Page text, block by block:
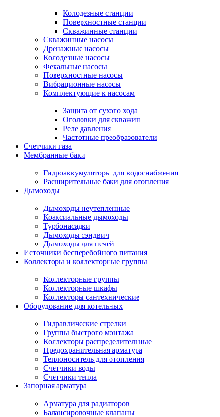
Колодезные станции
Поверхностные станции
Скважинные станции
Скважинные насосы
Дренажные насосы
Колодезные насосы
Фекальные насосы
Поверхностные насосы
Вибрационные насосы
Комплектующие к насосам
Защита от сухого хода
Оголовки для скважин
Реле давления
Частотные преобразователи
Счетчики газа
Мембранные баки
Гидроаккумуляторы для водоснабжения
Расширительные баки для отопления
Дымоходы
Дымоходы неутепленные
Коаксиальные дымоходы
Турбонасадки
Дымоходы сэндвич
Дымоходы для печей
Источники бесперебойного питания
Коллекторы и коллекторные группы
Коллекторные группы
Коллекторные шкафы
Коллекторы сантехнические
Оборудование для котельных
Гидравлические стрелки
Группы быстрого монтажа
Коллекторы распределительные
Предохранительная арматура
Теплоноситель для отопления
Счетчики воды
Счетчики тепла
Запорная арматура
Арматура для радиаторов
Балансировочные клапаны